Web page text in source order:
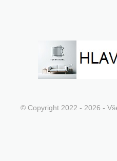
© Copyright 2022 - 2026 -